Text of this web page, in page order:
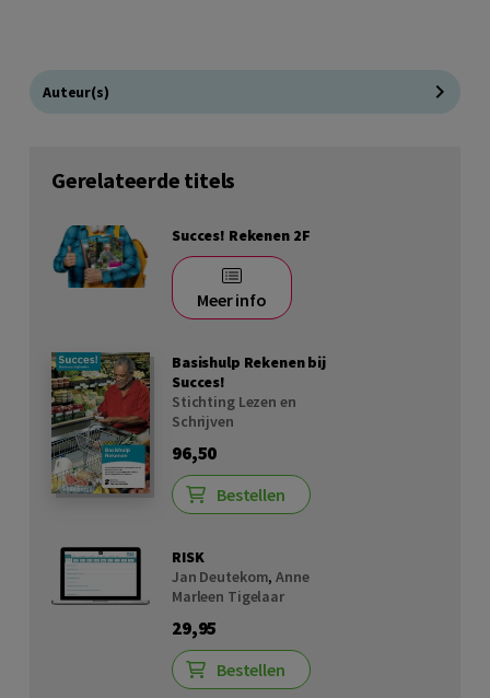
Auteur(s)
Gerelateerde titels
Succes! Rekenen 2F
Meer info
Basishulp Rekenen bij
Succes!
Stichting Lezen en
Schrijven
96,50
Bestellen
RISK
Jan Deutekom,Anne
Marleen Tigelaar
29,95
Bestellen